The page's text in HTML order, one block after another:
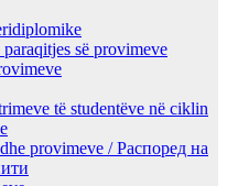
paraqitjes së provimeve
të studentëve në ciklin
provimeve / Распоред на